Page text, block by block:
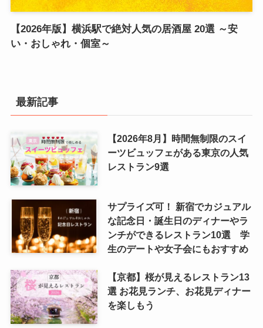
【2026年版】横浜駅で絶対人気の居酒屋 20選 ～安
い・おしゃれ・個室～
最新記事
【2026年8月】時間無制限のスイ
ーツビュッフェがある東京の人気
レストラン9選
サプライズ可！ 新宿でカジュアル
な記念日・誕生日のディナーやラ
ンチができるレストラン10選 学
生のデートや女子会にもおすすめ
【京都】桜が見えるレストラン13
選 お花見ランチ、お花見ディナー
を楽しもう